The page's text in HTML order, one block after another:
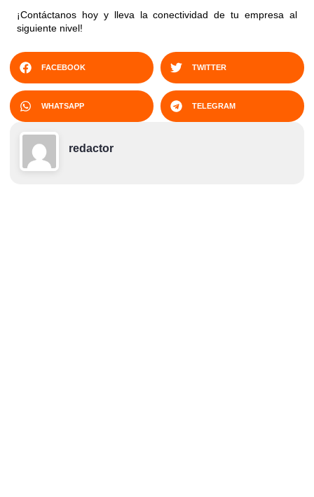
¡Contáctanos hoy y lleva la conectividad de tu empresa al
siguiente nivel!
FACEBOOK TWITTER
WHATSAPP TELEGRAM
redactor